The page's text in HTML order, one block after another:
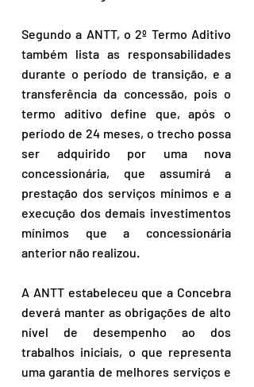
Segundo a ANTT, o 2º Termo Aditivo
também lista as responsabilidades
durante o período de transição, e a
transferência da concessão, pois o
termo aditivo define que, após o
período de 24 meses, o trecho possa
ser adquirido por uma nova
concessionária, que assumirá a
prestação dos serviços mínimos e a
execução dos demais investimentos
mínimos que a concessionária
anterior não realizou.
A ANTT estabeleceu que a Concebra
deverá manter as obrigações de alto
nível de desempenho ao dos
trabalhos iniciais, o que representa
uma garantia de melhores serviços e